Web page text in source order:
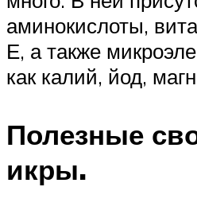
аминокислоты,
Е, а также
как калий, йод,
Полезные
икры.